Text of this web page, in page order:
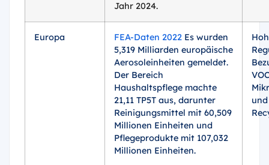
Jahr 2024.
Europa FEA-Daten 2022 Es wurden
5,319 Milliarden europäische
Aerosoleinheiten gemeldet.
Der Bereich
Haushaltspflege machte
21,11 TP5T aus, darunter
Reinigungsmittel mit 60,509
Millionen Einheiten und
Pflegeprodukte mit 107,032
Millionen Einheiten.
und